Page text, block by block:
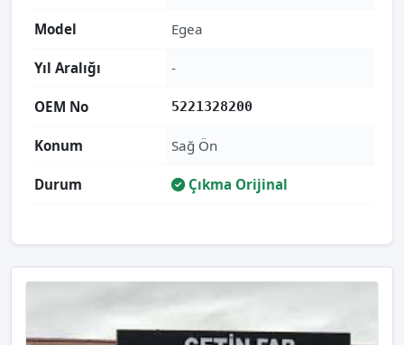
Model Egea
Yıl Aralığı -
OEM No 5221328200
Konum Sağ Ön
Durum Çıkma Orijinal